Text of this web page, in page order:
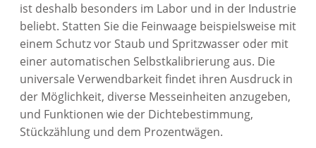
ist deshalb besonders im Labor und in der Industrie
beliebt. Statten Sie die Feinwaage beispielsweise mit
einem Schutz vor Staub und Spritzwasser oder mit
einer automatischen Selbstkalibrierung aus. Die
universale Verwendbarkeit findet ihren Ausdruck in
der Möglichkeit, diverse Messeinheiten anzugeben,
und Funktionen wie der Dichtebestimmung,
Stückzählung und dem Prozentwägen.